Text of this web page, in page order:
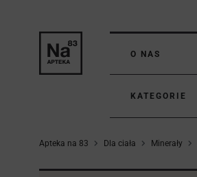
O NAS
KATEGORIE
Apteka na 83 Dla ciała Minerały